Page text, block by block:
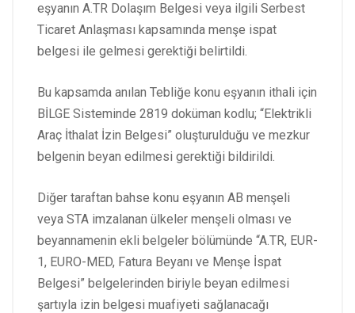
eşyanın A.TR Dolaşım Belgesi veya ilgili Serbest
Ticaret Anlaşması kapsamında menşe ispat
belgesi ile gelmesi gerektiği belirtildi.
Bu kapsamda anılan Tebliğe konu eşyanın ithali için
BİLGE Sisteminde 2819 doküman kodlu; “Elektrikli
Araç İthalat İzin Belgesi” oluşturulduğu ve mezkur
belgenin beyan edilmesi gerektiği bildirildi.
Diğer taraftan bahse konu eşyanın AB menşeli
veya STA imzalanan ülkeler menşeli olması ve
beyannamenin ekli belgeler bölümünde “A.TR, EUR-
1, EURO-MED, Fatura Beyanı ve Menşe İspat
Belgesi” belgelerinden biriyle beyan edilmesi
şartıyla izin belgesi muafiyeti sağlanacağı